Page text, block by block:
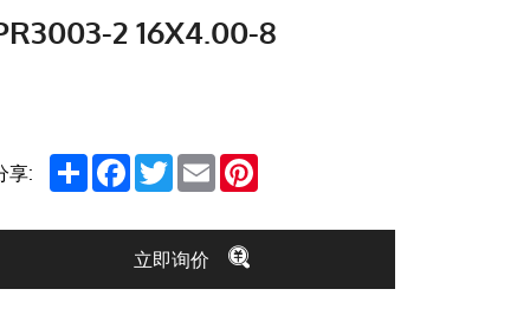
2 16X4.00-8
享: Share FacebookTwitterEmail
立即询价